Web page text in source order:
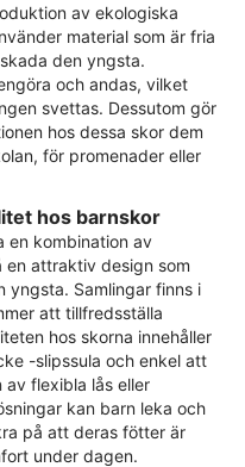
av ekologiska
material som är fria
den yngsta.
och andas, vilket
svettas. Dessutom gör
hos dessa skor dem
för promenader eller
hos barnskor
en kombination av
attraktiv design som
yngsta. Samlingar finns i
att tillfredsställa
hos skorna innehåller
-slipssula och enkel att
flexibla lås eller
kan barn leka och
på att deras fötter är
under dagen.